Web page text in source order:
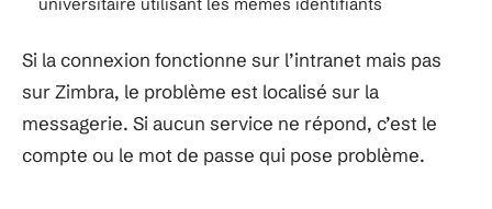
Si la connexion fonctionne sur l’intranet mais pas
sur Zimbra, le problème est localisé sur la
messagerie. Si aucun service ne répond, c’est le
compte ou le mot de passe qui pose problème.